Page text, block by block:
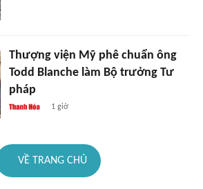
Thượng viện Mỹ phê chuẩn ông
Todd Blanche làm Bộ trưởng Tư
pháp
1 giờ
VỀ TRANG CHỦ